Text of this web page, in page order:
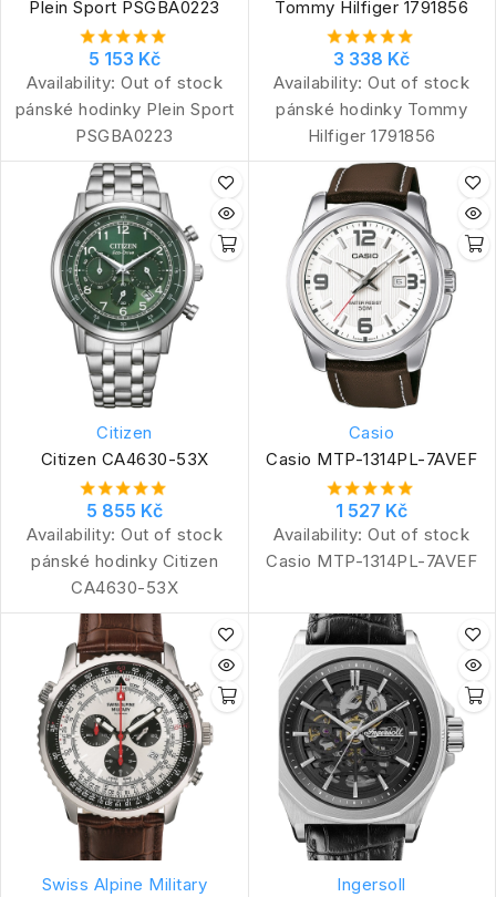
Plein Sport PSGBA0223
5 153 Kč
Availability: Out of stock
pánské hodinky Plein Sport
PSGBA0223
Tommy Hilfiger 1791856
3 338 Kč
Availability: Out of stock
pánské hodinky Tommy
Hilfiger 1791856
Citizen
Citizen CA4630-53X
5 855 Kč
Availability: Out of stock
pánské hodinky Citizen
CA4630-53X
Casio
Casio MTP-1314PL-7AVEF
1 527 Kč
Availability: Out of stock
Casio MTP-1314PL-7AVEF
Swiss Alpine Military
Ingersoll